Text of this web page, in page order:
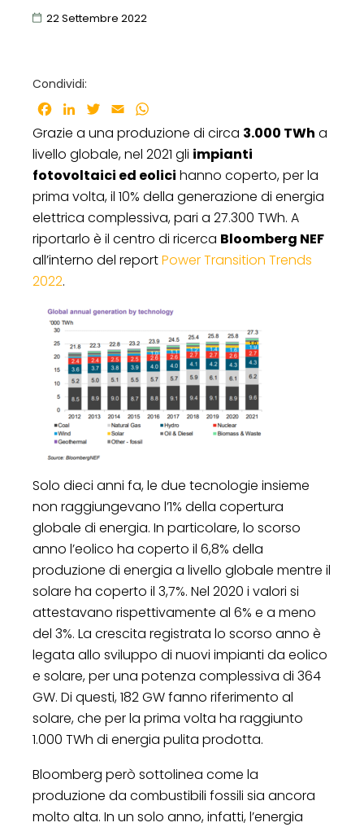
22 Settembre 2022
Condividi:
Facebook
LinkedInTwitter
Email
Grazie a una produzione di circa 3.000 TWh a
livello globale, nel 2021 gli impianti
fotovoltaici ed eolici hanno coperto, per la
prima volta, il 10% della generazione di energia
elettrica complessiva, pari a 27.300 TWh. A
riportarlo è il centro di ricerca Bloomberg NEF
all’interno del reportPower Transition Trends
2022.
Solo dieci anni fa, le due tecnologie insieme
non raggiungevano l’1% della copertura
globale di energia. In particolare, lo scorso
anno l’eolico ha coperto il 6,8% della
produzione di energia a livello globale mentre il
solare ha coperto il 3,7%. Nel 2020 i valori si
attestavano rispettivamente al 6% e a meno
del 3%. La crescita registrata lo scorso anno è
legata allo sviluppo di nuovi impianti da eolico
e solare, per una potenza complessiva di 364
GW. Di questi, 182 GW fanno riferimento al
solare, che per la prima volta ha raggiunto
1.000 TWh di energia pulita prodotta.
Bloomberg però sottolinea come la
produzione da combustibili fossili sia ancora
molto alta. In un solo anno, infatti, l’energia